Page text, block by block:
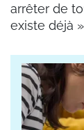
arrêter de
existe déjà